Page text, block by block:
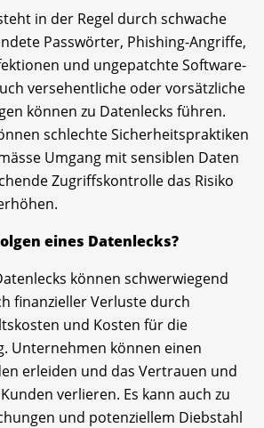
in der Regel durch schwache
Passwörter, Phishing-Angriffe,
und ungepatchte Software-
versehentliche oder vorsätzliche
können zu Datenlecks führen.
schlechte Sicherheitspraktiken
Umgang mit sensiblen Daten
Zugriffskontrolle das Risiko
eines Datenlecks?
können schwerwiegend
finanzieller Verluste durch
und Kosten für die
Unternehmen können einen
erleiden und das Vertrauen und
verlieren. Es kann auch zu
und potenziellem Diebstahl